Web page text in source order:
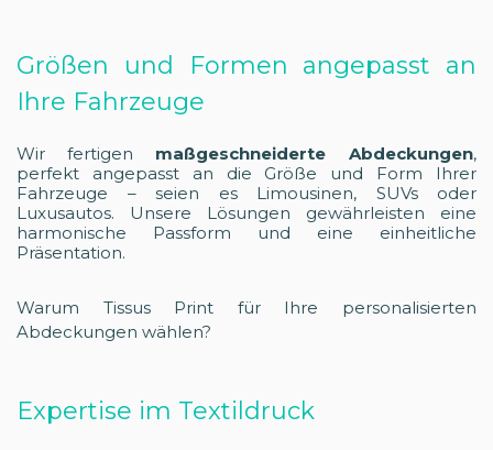
Größen und Formen angepasst an
Ihre Fahrzeuge
Wir fertigen maßgeschneiderte Abdeckungen,
perfekt angepasst an die Größe und Form Ihrer
Fahrzeuge – seien es Limousinen, SUVs oder
Luxusautos. Unsere Lösungen gewährleisten eine
harmonische Passform und eine einheitliche
Präsentation.
Warum Tissus Print für Ihre personalisierten
Abdeckungen wählen?
Expertise im Textildruck